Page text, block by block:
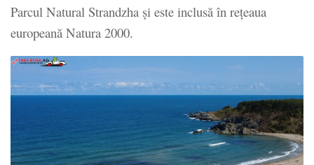
Parcul Natural Strandzha și este inclusă în rețeaua
europeană Natura 2000.